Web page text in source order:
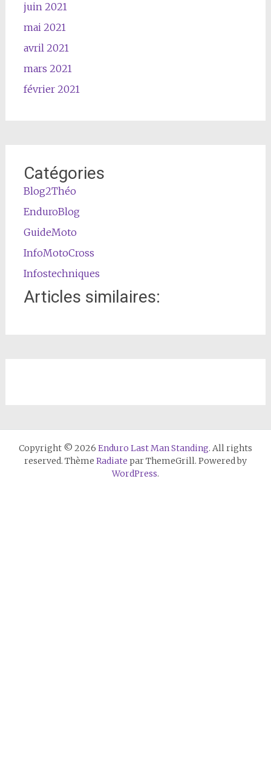
juin 2021
mai 2021
avril 2021
mars 2021
février 2021
Catégories
Blog2Théo
EnduroBlog
GuideMoto
InfoMotoCross
Infostechniques
Articles similaires:
Copyright © 2026 Enduro Last Man Standing. All rights
reserved. Thème Radiate par ThemeGrill. Powered by
WordPress.